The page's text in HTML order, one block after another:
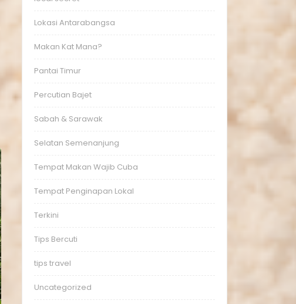
Lokasi Antarabangsa
Makan Kat Mana?
Pantai Timur
Percutian Bajet
Sabah & Sarawak
Selatan Semenanjung
Tempat Makan Wajib Cuba
Tempat Penginapan Lokal
Terkini
Tips Bercuti
tips travel
Uncategorized